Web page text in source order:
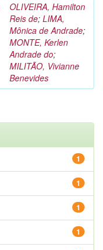
OLIVEIRA, Hamilton
Reis de; LIMA,
Mônica de Andrade;
MONTE, Kerlen
Andrade do;
MILITÃO, Vivianne
Benevides
1
1
1
1